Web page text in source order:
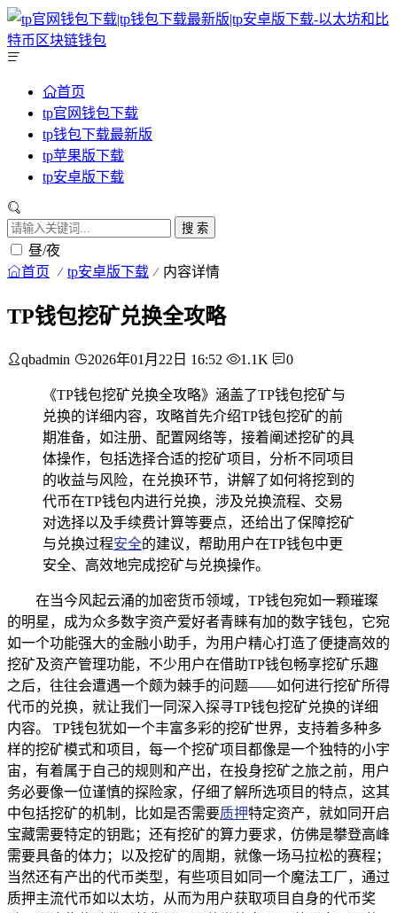
首页
tp官网钱包下载
tp钱包下载最新版
tp苹果版下载
tp安卓版下载
搜 索
昼/夜
首页 tp安卓版下载 内容详情
TP钱包挖矿兑换全攻略
qbadmin 2026年01月22日 16:52 1.1K 0
《TP钱包挖矿兑换全攻略》涵盖了TP钱包挖矿与
兑换的详细内容，攻略首先介绍TP钱包挖矿的前
期准备，如注册、配置网络等，接着阐述挖矿的具
体操作，包括选择合适的挖矿项目，分析不同项目
的收益与风险，在兑换环节，讲解了如何将挖到的
代币在TP钱包内进行兑换，涉及兑换流程、交易
对选择以及手续费计算等要点，还给出了保障挖矿
与兑换过程安全的建议，帮助用户在TP钱包中更
安全、高效地完成挖矿与兑换操作。
在当今风起云涌的加密货币领域，TP钱包宛如一颗璀璨
的明星，成为众多数字资产爱好者青睐有加的数字钱包，它宛
如一个功能强大的金融小助手，为用户精心打造了便捷高效的
挖矿及资产管理功能，不少用户在借助TP钱包畅享挖矿乐趣
之后，往往会遭遇一个颇为棘手的问题——如何进行挖矿所得
代币的兑换，就让我们一同深入探寻TP钱包挖矿兑换的详细
内容。 TP钱包犹如一个丰富多彩的挖矿世界，支持着多种多
样的挖矿模式和项目，每一个挖矿项目都像是一个独特的小宇
宙，有着属于自己的规则和产出，在投身挖矿之旅之前，用户
务必要像一位谨慎的探险家，仔细了解所选项目的特点，这其
中包括挖矿的机制，比如是否需要质押特定资产，就如同开启
宝藏需要特定的钥匙；还有挖矿的算力要求，仿佛是攀登高峰
需要具备的体力；以及挖矿的周期，就像一场马拉松的赛程；
当然还有产出的代币类型，有些项目如同一个魔法工厂，通过
质押主流代币如以太坊，从而为用户获取项目自身的代币奖